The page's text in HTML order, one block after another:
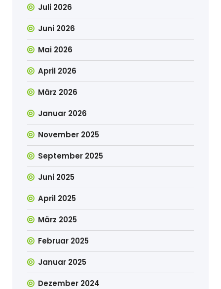
Juli 2026
Juni 2026
Mai 2026
April 2026
März 2026
Januar 2026
November 2025
September 2025
Juni 2025
April 2025
März 2025
Februar 2025
Januar 2025
Dezember 2024